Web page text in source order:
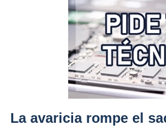
La avaricia rompe el